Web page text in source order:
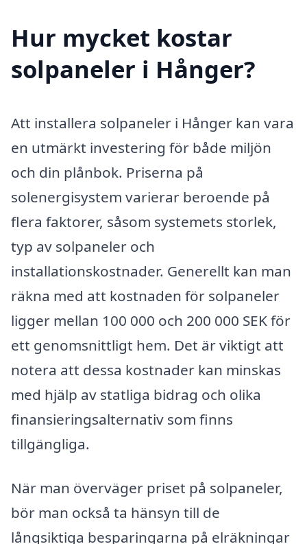
Hur mycket kostar
solpaneler i Hånger?
Att installera solpaneler i Hånger kan vara
en utmärkt investering för både miljön
och din plånbok. Priserna på
solenergisystem varierar beroende på
flera faktorer, såsom systemets storlek,
typ av solpaneler och
installationskostnader. Generellt kan man
räkna med att kostnaden för solpaneler
ligger mellan 100 000 och 200 000 SEK för
ett genomsnittligt hem. Det är viktigt att
notera att dessa kostnader kan minskas
med hjälp av statliga bidrag och olika
finansieringsalternativ som finns
tillgängliga.
När man överväger priset på solpaneler,
bör man också ta hänsyn till de
långsiktiga besparingarna på elräkningar